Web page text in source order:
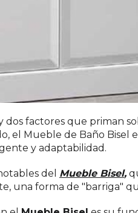
dos factores que priman
el Mueble de Baño
y adaptabilidad.
del Mueble Bisel,
una forma de "barriga"